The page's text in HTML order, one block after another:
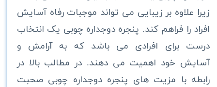
زیرا علاوه بر زیبایی می تواند موجبات رفاه آسایش
افراد را فراهم کند. پنجره دوجداره چوبی یک انتخاب
درست برای افرادی می باشد که به آرامش و
آسایش خود اهمیت می دهند. در مطالب بالا در
رابطه با مزیت های پنجره دوجداره چوبی صحبت